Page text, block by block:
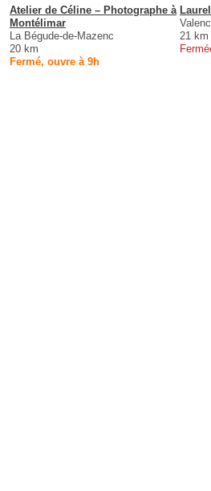
Atelier de Céline – Photographe à
Montélimar
La Bégude-de-Mazenc
20 km
Fermé, ouvre à 9h
21 km